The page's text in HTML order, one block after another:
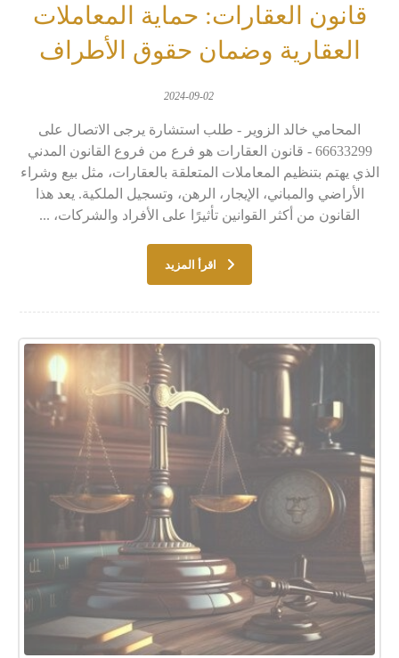
قانون العقارات: حماية المعاملات
العقارية وضمان حقوق الأطراف
2024-09-02
المحامي خالد الزوير - طلب استشارة يرجى الاتصال على
66633299 - قانون العقارات هو فرع من فروع القانون المدني
الذي يهتم بتنظيم المعاملات المتعلقة بالعقارات، مثل بيع وشراء
الأراضي والمباني، الإيجار، الرهن، وتسجيل الملكية. يعد هذا
القانون من أكثر القوانين تأثيرًا على الأفراد والشركات، ...
اقرأ المزيد